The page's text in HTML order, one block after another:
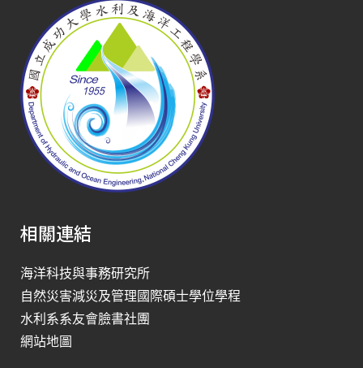
相關連結
海洋科技與事務研究所
自然災害減災及管理國際碩士學位學程
水利系系友會臉書社團
網站地圖